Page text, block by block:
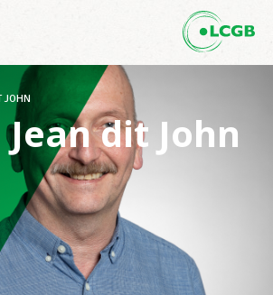
FR
JOHN
Jean dit John